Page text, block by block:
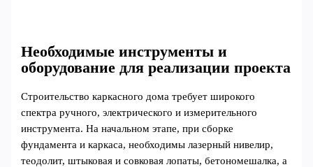
Необходимые инструменты и
оборудование для реализации проекта
Строительство каркасного дома требует широкого
спектра ручного, электрического и измерительного
инструмента. На начальном этапе, при сборке
фундамента и каркаса, необходимы лазерный нивелир,
теодолит, штыковая и совковая лопаты, бетономешалка, а